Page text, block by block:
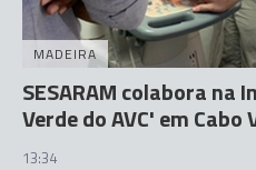
MADEIRA
SESARAM colabora na
Verde do AVC' em Cabo
13:34